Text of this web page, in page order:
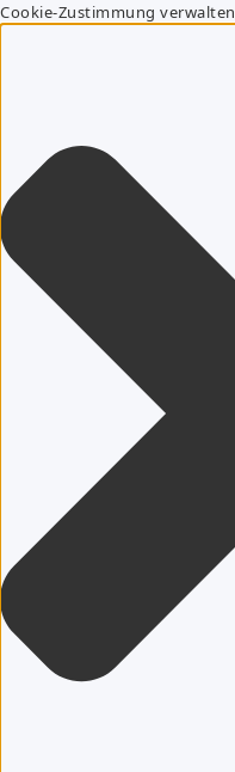
Cookie-Zustimmung verwalten